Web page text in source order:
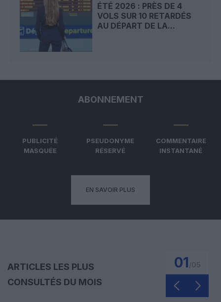
ÉTÉ 2026 : PRÈS DE 4
VOLS SUR 10 RETARDÉS
AU DÉPART DE LA...
ABONNEMENT
PUBLICITÉ
MASQUÉE
PSEUDONYME
RÉSERVÉ
COMMENTAIRE
INSTANTANÉ
EN SAVOIR PLUS
ARTICLES LES PLUS
CONSULTÉS DU MOIS
01